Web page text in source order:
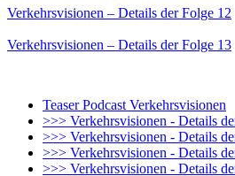
Verkehrsvisionen – Details der Folge 12
Verkehrsvisionen – Details der Folge 13
Teaser Podcast Verkehrsvisionen
>>> Verkehrsvisionen - Details
>>> Verkehrsvisionen - Details
>>> Verkehrsvisionen - Details
>>> Verkehrsvisionen - Details